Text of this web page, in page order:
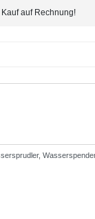
Kauf auf Rechnung!